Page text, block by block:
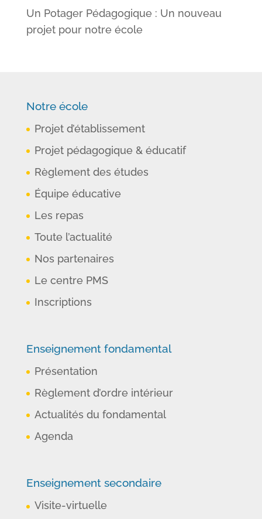
Un Potager Pédagogique : Un nouveau
projet pour notre école
Notre école
Projet d’établissement
Projet pédagogique & éducatif
Règlement des études
Équipe éducative
Les repas
Toute l’actualité
Nos partenaires
Le centre PMS
Inscriptions
Enseignement fondamental
Présentation
Règlement d’ordre intérieur
Actualités du fondamental
Agenda
Enseignement secondaire
Visite-virtuelle